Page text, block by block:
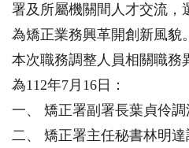
署及所屬機關間人才交流，
為矯正業務興革開創新風貌。
本次職務調整人員相關職務
為112年7月16日：
一、 矯正署副署長葉貞伶調
二、 矯正署主任秘書林明達